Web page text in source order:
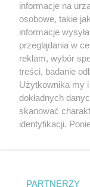
Nie zapomnij
zapoznać się z:
Twojemiasto
Piekary Śląskie
Chorzów
Tarnowskie Góry
Gliwice
informacje na
osobowe, takie
informacje
przeglądania w
reklam, wybór
treści, badanie
Użytkownika my
dokładnych
skanować
identyfikacji.
prywatności
PARTNERZY